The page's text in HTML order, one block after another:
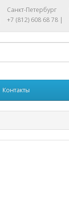
Санкт-Петербург
+7 (812) 608 68 78 |
Контакты